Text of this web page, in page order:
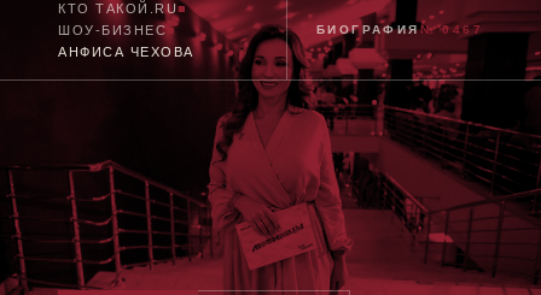
КТО ТАКОЙ.RU■
ШОУ-БИЗНЕС ■
АНФИСА ЧЕХОВА
БИОГРАФИЯ№ 0467